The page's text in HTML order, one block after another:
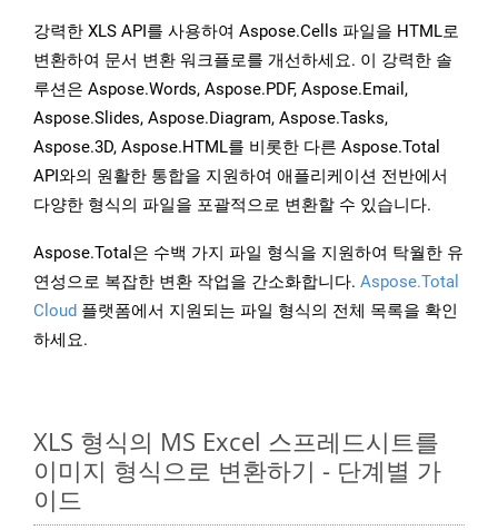
강력한 XLS API를 사용하여 Aspose.Cells 파일을 HTML로
변환하여 문서 변환 워크플로를 개선하세요. 이 강력한 솔
루션은 Aspose.Words, Aspose.PDF, Aspose.Email,
Aspose.Slides, Aspose.Diagram, Aspose.Tasks,
Aspose.3D, Aspose.HTML를 비롯한 다른 Aspose.Total
API와의 원활한 통합을 지원하여 애플리케이션 전반에서
다양한 형식의 파일을 포괄적으로 변환할 수 있습니다.
Aspose.Total은 수백 가지 파일 형식을 지원하여 탁월한 유
연성으로 복잡한 변환 작업을 간소화합니다. Aspose.Total
Cloud 플랫폼에서 지원되는 파일 형식의 전체 목록을 확인
하세요.
XLS 형식의 MS Excel 스프레드시트를
이미지 형식으로 변환하기 - 단계별 가
이드